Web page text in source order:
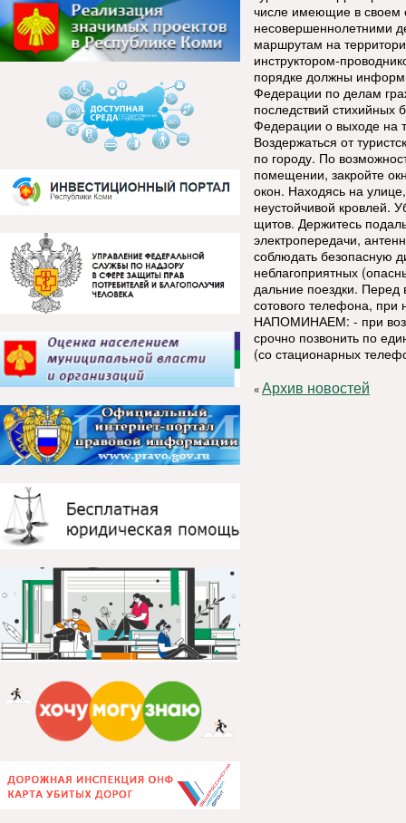
числе имеющие в своем
несовершеннолетними
маршрутам на
инструктором-
порядке должны
Федерации по делам
последствий стихийных
Федерации о выходе
Воздержаться от
по городу. По
помещении, закройте
окон. Находясь на
неустойчивой кровлей.
щитов. Держитесь
электропередачи,
соблюдать безопасную
неблагоприятных
дальние поездки. Перед
сотового телефона, при
НАПОМИНАЕМ: - при
срочно позвонить по
(со стационарных
«Архив новостей